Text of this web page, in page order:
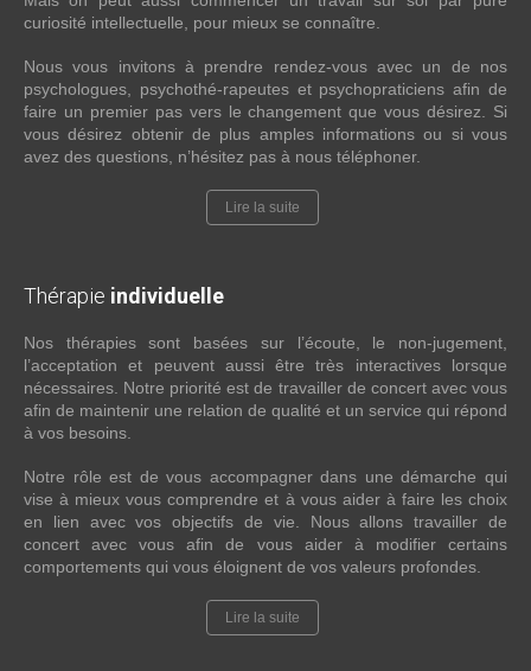
curiosité intellectuelle, pour mieux se connaître.
Nous vous invitons à prendre rendez-vous avec un de nos
psychologues, psychothé-rapeutes et psychopraticiens afin de
faire un premier pas vers le changement que vous désirez. Si
vous désirez obtenir de plus amples informations ou si vous
avez des questions, n’hésitez pas à nous téléphoner.
Lire la suite
Thérapie individuelle
Nos thérapies sont basées sur l’écoute, le non-jugement,
l’acceptation et peuvent aussi être très interactives lorsque
nécessaires. Notre priorité est de travailler de concert avec vous
afin de maintenir une relation de qualité et un service qui répond
à vos besoins.
Notre rôle est de vous accompagner dans une démarche qui
vise à mieux vous comprendre et à vous aider à faire les choix
en lien avec vos objectifs de vie. Nous allons travailler de
concert avec vous afin de vous aider à modifier certains
comportements qui vous éloignent de vos valeurs profondes.
Lire la suite